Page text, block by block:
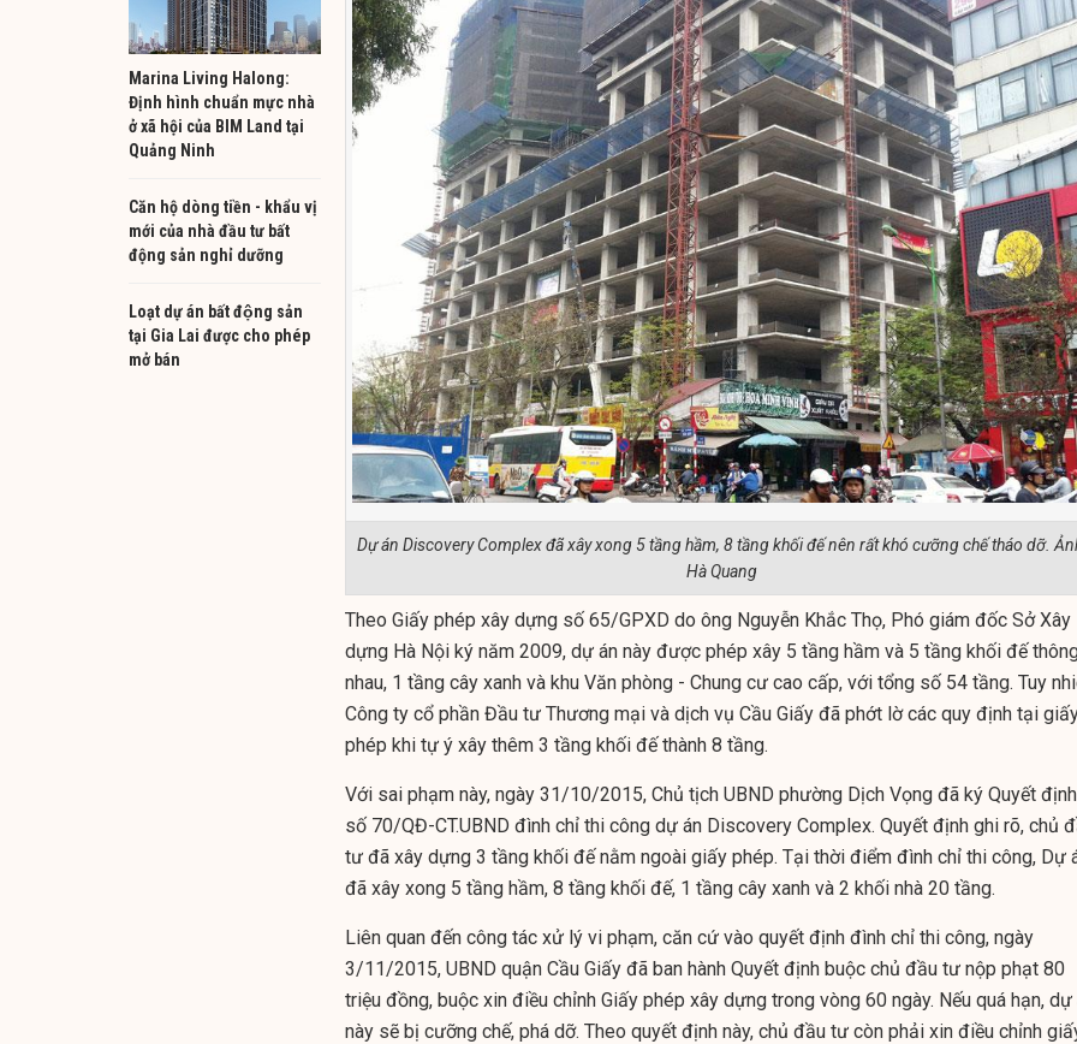
Marina Living Halong:
Định hình chuẩn mực nhà
ở xã hội của BIM Land tại
Quảng Ninh
Căn hộ dòng tiền - khẩu vị
mới của nhà đầu tư bất
động sản nghỉ dưỡng
Loạt dự án bất động sản
tại Gia Lai được cho phép
mở bán
Dự án Discovery Complex đã xây xong 5 tầng hầm, 8 tầng khối đế nên rất khó cưỡng chế tháo dỡ.
Hà Quang
Theo Giấy phép xây dựng số 65/GPXD do ông Nguyễn Khắc Thọ, Phó giám đốc Sở Xây
dựng Hà Nội ký năm 2009, dự án này được phép xây 5 tầng hầm và 5 tầng khối đế
nhau, 1 tầng cây xanh và khu Văn phòng - Chung cư cao cấp, với tổng số 54 tầng. Tuy
Công ty cổ phần Đầu tư Thương mại và dịch vụ Cầu Giấy đã phớt lờ các quy định tại
phép khi tự ý xây thêm 3 tầng khối đế thành 8 tầng.
Với sai phạm này, ngày 31/10/2015, Chủ tịch UBND phường Dịch Vọng đã ký Quyết định
số 70/QĐ-CT.UBND đình chỉ thi công dự án Discovery Complex. Quyết định ghi rõ, chủ
tư đã xây dựng 3 tầng khối đế nằm ngoài giấy phép. Tại thời điểm đình chỉ thi công, Dự
đã xây xong 5 tầng hầm, 8 tầng khối đế, 1 tầng cây xanh và 2 khối nhà 20 tầng.
Liên quan đến công tác xử lý vi phạm, căn cứ vào quyết định đình chỉ thi công, ngày
3/11/2015, UBND quận Cầu Giấy đã ban hành Quyết định buộc chủ đầu tư nộp phạt 80
triệu đồng, buộc xin điều chỉnh Giấy phép xây dựng trong vòng 60 ngày. Nếu quá hạn, dự
này sẽ bị cưỡng chế, phá dỡ. Theo quyết định này, chủ đầu tư còn phải xin điều chỉnh